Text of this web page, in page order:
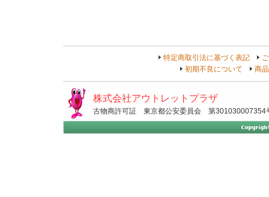
特定商取引法に基づく表記
初期不良について
商
株式会社アウトレットプラザ
古物商許可証 東京都公安委員会 第301030007354